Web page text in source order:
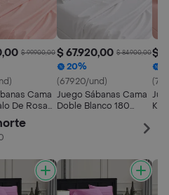
$ 99.900,00
Cama
De Rosa
$ 67.920,00 $ 84.900,00
20%
(67920/und)
Juego Sábanas Cama
Doble Blanco 180
$